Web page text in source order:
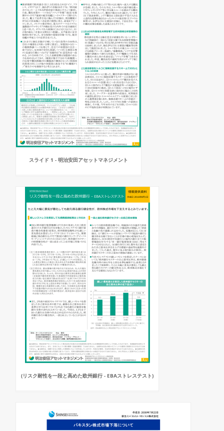
スライド 1 - 明治安田アセットマネジメント
(リスク耐性を一段と高めた欧州銀行 - EBAストレステスト)